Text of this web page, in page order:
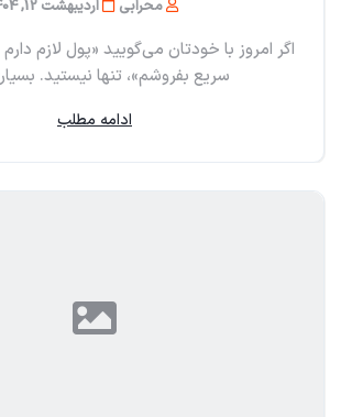
محرابی اردیبهشت 12, 1404
اگر امروز با خودتان می‌گویید «پول لازم
سریع بفروشم»، تنها نیستید.
ادامه مطلب